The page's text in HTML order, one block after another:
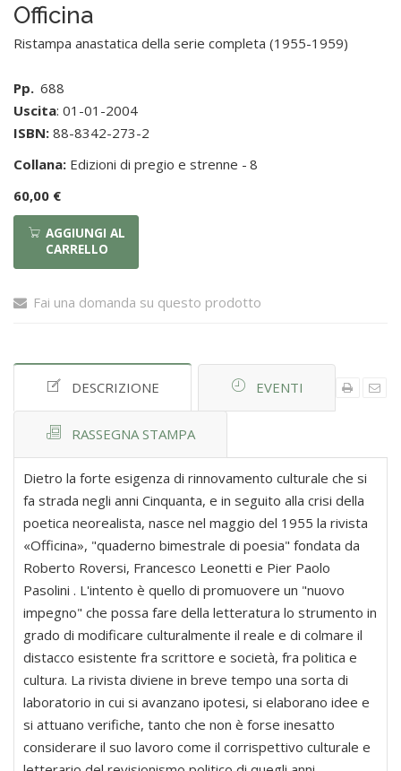
Officina
Ristampa anastatica della serie completa (1955-1959)
Pp. 688
Uscita: 01-01-2004
ISBN: 88-8342-273-2
Collana: Edizioni di pregio e strenne - 8
60,00 €
AGGIUNGI AL
CARRELLO
Fai una domanda su questo prodotto
DESCRIZIONE EVENTI
RASSEGNA STAMPA
Dietro la forte esigenza di rinnovamento culturale che si
fa strada negli anni Cinquanta, e in seguito alla crisi della
poetica neorealista, nasce nel maggio del 1955 la rivista
«Officina», "quaderno bimestrale di poesia" fondata da
Roberto Roversi, Francesco Leonetti e Pier Paolo
Pasolini . L'intento è quello di promuovere un "nuovo
impegno" che possa fare della letteratura lo strumento in
grado di modificare culturalmente il reale e di colmare il
distacco esistente fra scrittore e società, fra politica e
cultura. La rivista diviene in breve tempo una sorta di
laboratorio in cui si avanzano ipotesi, si elaborano idee e
si attuano verifiche, tanto che non è forse inesatto
considerare il suo lavoro come il corrispettivo culturale e